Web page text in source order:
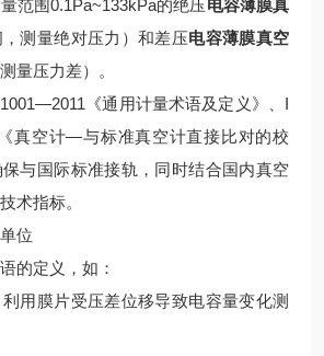
范围0.1Pa~133kPa的绝压电容薄膜真
测量绝对压力）和差压电容薄膜真空
量压力差）。
《通用计量术语及定义》、I
真空计—与标准真空计直接比对的校
与国际标准接轨，同时结合国内真空
术指标。
位
的定义，如：
利用膜片受压差位移导致电容量变化测